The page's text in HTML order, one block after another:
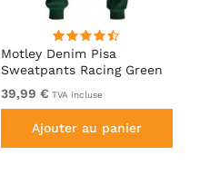
Motley Denim Pisa
Sweatpants Racing Green
39,99 € TVA incluse
Ajouter au panier